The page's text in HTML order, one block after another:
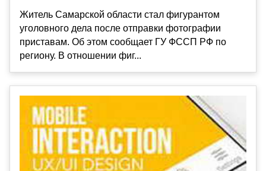
Житель Самарской области стал фигурантом
уголовного дела после отправки фотографии
приставам. Об этом сообщает ГУ ФССП РФ по
региону. В отношении фиг...